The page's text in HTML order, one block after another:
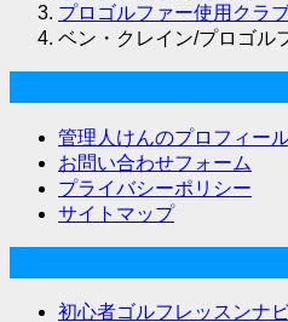
プロゴルファー使用クラ
ベン・クレイン/プロゴル
管理人けんのプロフィー
お問い合わせフォーム
プライバシーポリシー
サイトマップ
初心者ゴルフレッスンナ